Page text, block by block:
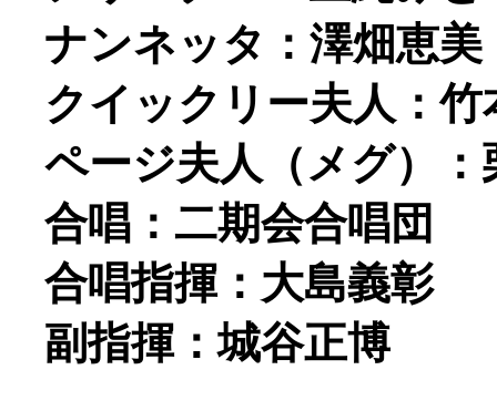
ナンネッタ：澤畑恵美
クイックリー夫人：竹
ページ夫人（メグ）：
合唱：二期会合唱団
合唱指揮：大島義彰
副指揮：城谷正博